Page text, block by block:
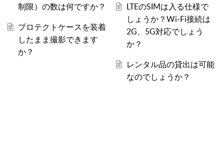
制限）の数は何ですか？
プロテクトケースを装着
したまま撮影できます
か？
LTEのSIMは入る仕様で
しょうか？Wi-Fi接続は
2G、5G対応でしょう
か？
レンタル品の貸出は可能
なのでしょうか？